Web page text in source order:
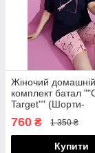
Жіночий домашній
комплект батал
Target"" (Шорти-
760 ₴ 1 350 ₴
Купити